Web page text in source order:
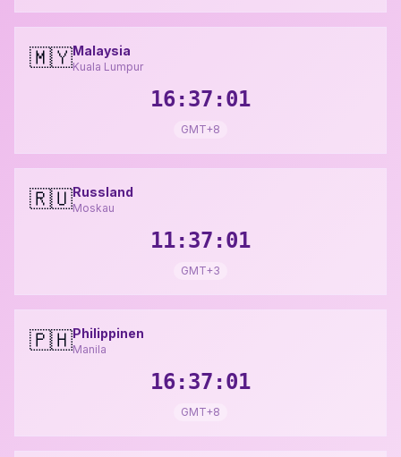
🇲🇾Malaysia
Kuala Lumpur
16:37:02
GMT+8
🇷🇺Russland
Moskau
11:37:02
GMT+3
🇵🇭Philippinen
Manila
16:37:02
GMT+8